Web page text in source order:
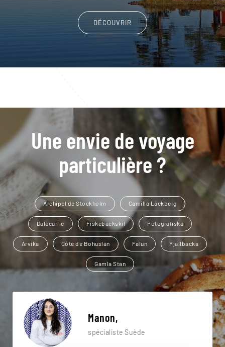
DÉCOUVRIR
Une envie de voyage
particulière ?
Archipel de Stockholm Camilla Läckberg
Dalécarlie Fiskebackskil Fotografiska
Arvika Côte de Bohuslän Falun Fjallbacka
Gamla Stan
Manon,
spécialiste Suède